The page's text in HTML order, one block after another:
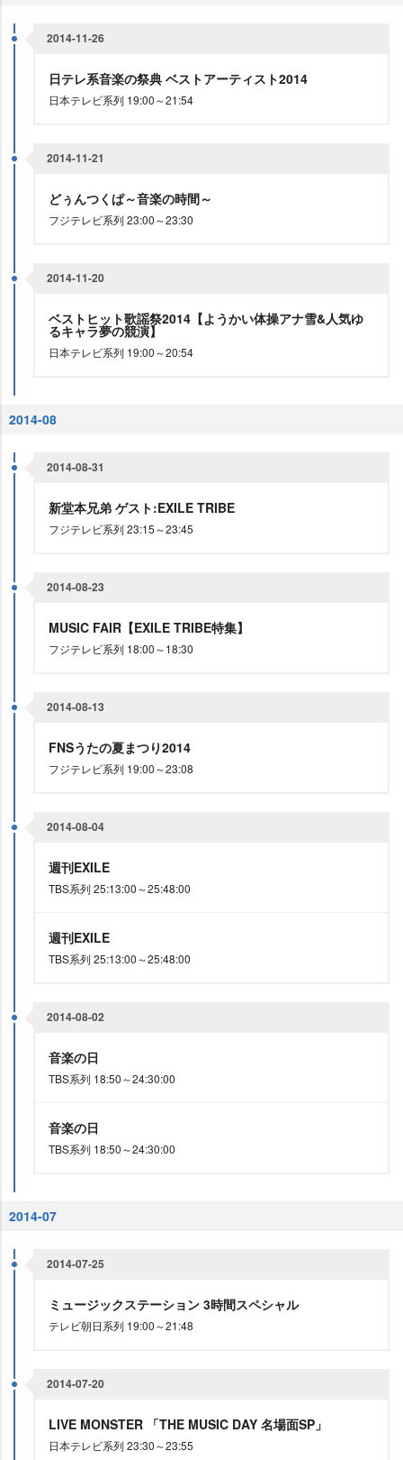
2014-11-26
日テレ系音楽の祭典 ベストアーティスト2014
日本テレビ系列 19:00～21:54
2014-11-21
どぅんつくぱ～音楽の時間～
フジテレビ系列 23:00～23:30
2014-11-20
ベストヒット歌謡祭2014【ようかい体操アナ雪&人気ゆ
るキャラ夢の競演】
日本テレビ系列 19:00～20:54
2014-08
2014-08-31
新堂本兄弟 ゲスト:EXILE TRIBE
フジテレビ系列 23:15～23:45
2014-08-23
MUSIC FAIR【EXILE TRIBE特集】
フジテレビ系列 18:00～18:30
2014-08-13
FNSうたの夏まつり2014
フジテレビ系列 19:00～23:08
2014-08-04
週刊EXILE
TBS系列 25:13:00～25:48:00
週刊EXILE
TBS系列 25:13:00～25:48:00
2014-08-02
音楽の日
TBS系列 18:50～24:30:00
音楽の日
TBS系列 18:50～24:30:00
2014-07
2014-07-25
ミュージックステーション 3時間スペシャル
テレビ朝日系列 19:00～21:48
2014-07-20
LIVE MONSTER 「THE MUSIC DAY 名場面SP」
日本テレビ系列 23:30～23:55